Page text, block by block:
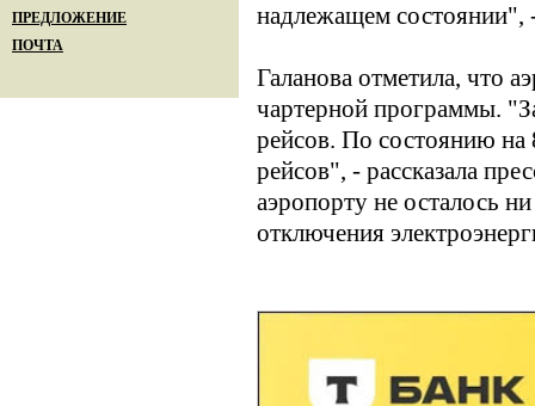
ПРЕДЛОЖЕНИЕ
ПОЧТА
надлежащем состоянии",
Галанова отметила, что
чартерной программы.
рейсов. По состоянию на
рейсов", - рассказала
аэропорту не осталось
отключения